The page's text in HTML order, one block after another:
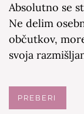
Absolutno se
Ne delim
občutkov,
svoja
PREBERI